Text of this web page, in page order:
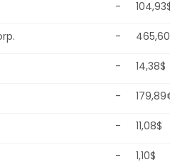
-
-
- 14,38$
-
- 11,08$
- 1,10$